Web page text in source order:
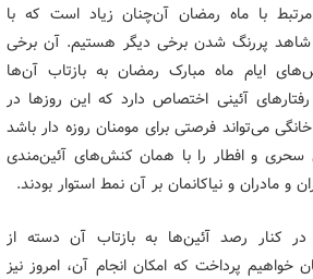
با ماه رمضان آن‌چنان زیاد است که با
شاهد پررنگ شدن برخی دیگر هستیم. آن برخی
ایام ماه مبارک رمضان به بازتاب آن‌ها
آئینی اختصاص دارد که این روزها در
می‌تواند فرصتی برای مومنان روزه دار باشد
و افطار را با همان کنش‌های آئین‌مندی
و مادران و نیاکانمان بر آن نمط استوار بودند.
کنار رصد آئین‌ها به بازتاب آن دسته از
خواهیم پرداخت که امکان انجام آن، امروز نیز